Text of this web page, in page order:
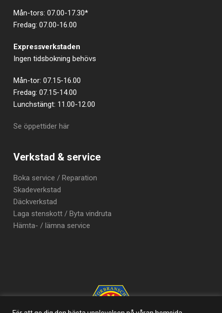
Mån-tors: 07.00-17.30*
Fredag: 07.00-16.00
Expressverkstaden
Ingen tidsbokning behövs
Mån-tor: 07.15-16.00
Fredag: 07.15-14.00
Lunchstängt: 11.00-12.00
Se öppettider här
Verkstad & service
Boka service / Reparation
Skadeverkstad
Däckverkstad
Laga stenskott / Byta vindruta
Hämta- / lämna service